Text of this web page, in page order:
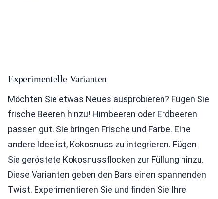
Experimentelle Varianten
Möchten Sie etwas Neues ausprobieren? Fügen Sie
frische Beeren hinzu! Himbeeren oder Erdbeeren
passen gut. Sie bringen Frische und Farbe. Eine
andere Idee ist, Kokosnuss zu integrieren. Fügen
Sie geröstete Kokosnussflocken zur Füllung hinzu.
Diese Varianten geben den Bars einen spannenden
Twist. Experimentieren Sie und finden Sie Ihre